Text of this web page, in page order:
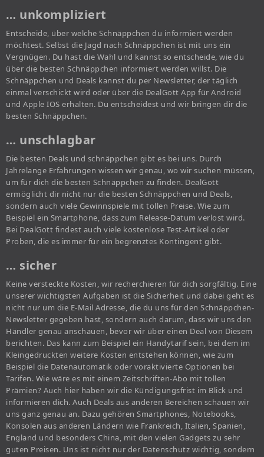
… unkompliziert
Entscheide, über welche Schnäppchen du informiert werden
möchtest. Selbst die Jagd nach Schnäppchen ist mit uns ein
Vergnügen. Du hast die Wahl und kannst so entscheide, wie du
über die besten Schnäppchen informiert werden willst. Die
Schnäppchen und Deals kannst du per Newsletter, der täglich
einmal verschickt wird oder über die DealGott App für Android
und Apple IOS erhalten. Du entscheidest und wir bringen dir die
besten Schnäppchen.
… unschlagbar
Die besten Deals und schnäppchen gibt es bei uns. Durch
Jahrelange Erfahrungen wissen wir genau, wo wir suchen müssen,
um für dich die besten Schnäppchen zu finden. DealGott
ermöglicht dir nicht nur die besten Schnäppchen und Deals,
sondern auch viele Gewinnspiele mit tollen Preise. Wie zum
Beispiel ein Smartphone, dass zum Release-Datum verlost wird.
Bei DealGott findest auch viele kostenlose Test-Artikel oder
Proben, die es immer für ein begrenztes Kontingent gibt.
… sicher
Keine versteckte Kosten, wir recherchieren für dich sorgfältig. Eine
unserer wichtigsten Aufgaben ist die Sicherheit und dabei geht es
nicht nur um die E-Mail Adresse, die du uns für den Schnäppchen-
Newsletter gegeben hast, sondern auch darum, dass wir uns den
Händler genau anschauen, bevor wir über einen Deal von Diesem
berichten. Das kann zum Beispiel ein Handytarif sein, bei dem im
Kleingedruckten weitere Kosten entstehen können, wie zum
Beispiel die Datenautomatik oder voraktivierte Optionen bei
Tarifen. Wie wäre es mit einem Zeitschriften-Abo mit tollen
Prämien? Auch hier haben wir die Kündigungsfrist im Blick und
informieren dich. Auch Deals aus anderen Bereichen schauen wir
uns ganz genau an. Dazu gehören Smartphones, Notebooks,
Konsolen aus anderen Ländern wie Frankreich, Italien, Spanien,
England und besonders China, mit den vielen Gadgets zu sehr
guten Preisen. Uns ist nicht nur der Datenschutz wichtig, sondern